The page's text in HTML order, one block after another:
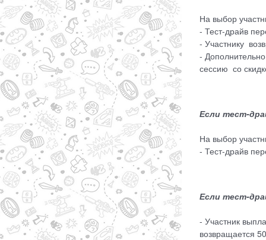
На выбор
- Тест-драйв
- Участнику
-
сессию со
Если тест-
На выбор
- Тест-драйв
Если тест-
- Участник
возвращается